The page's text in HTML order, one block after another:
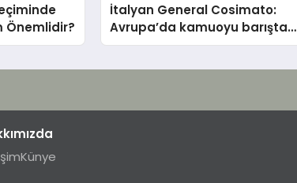
Önemlidir?
İtalyan General Cosimato:
Avrupa’da kamuoyu barıştan
yana
Künye